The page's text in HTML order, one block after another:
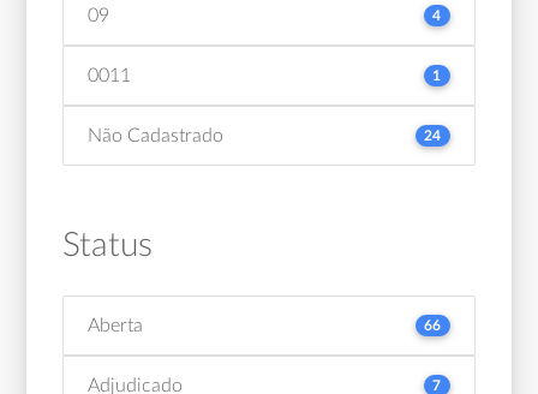
09 4
0011 1
Não Cadastrado 24
Status
Aberta 66
Adjudicado 7